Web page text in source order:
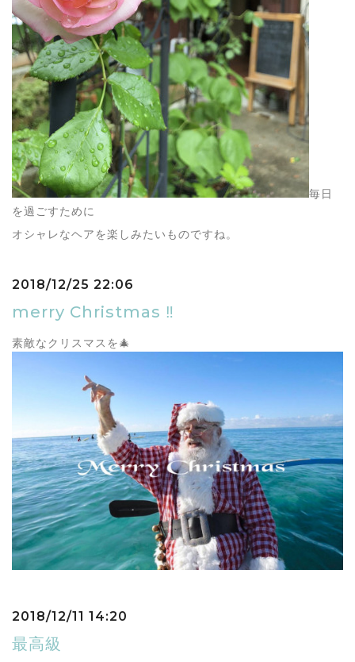
毎日
を過ごすために
オシャレなヘアを楽しみたいものですね。
2018/12/25 22:06
merry Christmas ‼︎
素敵なクリスマスを🎄
2018/12/11 14:20
最高級